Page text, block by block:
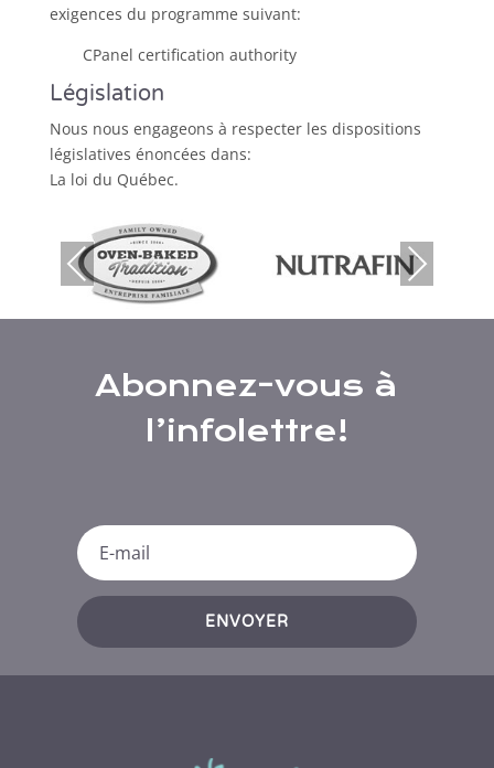
exigences du programme suivant:
CPanel certification authority
Législation
Nous nous engageons à respecter les dispositions
législatives énoncées dans:
La loi du Québec.
Previous Next
Abonnez-vous à
l’infolettre!
ENVOYER